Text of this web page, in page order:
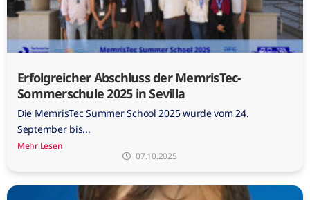
Erfolgreicher Abschluss der MemrisTec-
Sommerschule 2025 in Sevilla
Die MemrisTec Summer School 2025 wurde vom 24.
September bis...
Mehr Lesen
07.10.2025